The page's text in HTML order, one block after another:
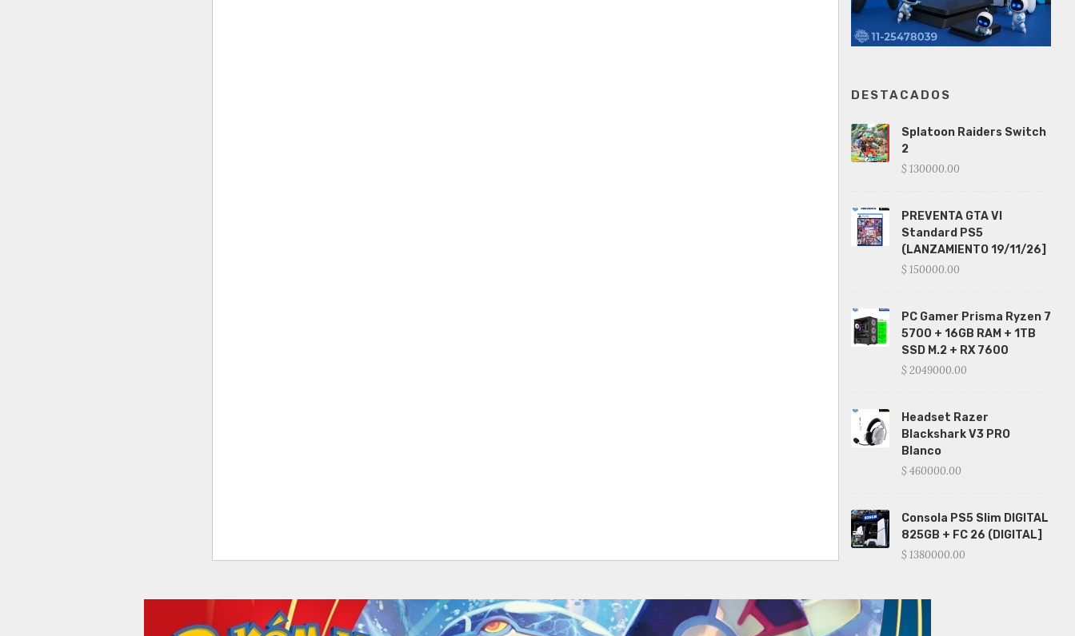
DESTACADOS
Splatoon Raiders Switch
2
$ 130000.00
PREVENTA GTA VI
Standard PS5
(LANZAMIENTO 19/11/26]
$ 150000.00
PC Gamer Prisma Ryzen 7
5700 + 16GB RAM + 1TB
SSD M.2 + RX 7600
$ 2049000.00
Headset Razer
Blackshark V3 PRO
Blanco
$ 460000.00
Consola PS5 Slim DIGITAL
825GB + FC 26 (DIGITAL]
$ 1380000.00